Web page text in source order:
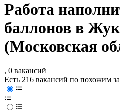
Работа
баллонов в
(Московская
, 0 вакансий
Есть 216 вакансий по похожим